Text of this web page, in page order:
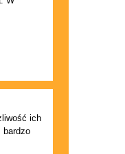
ich
bardzo